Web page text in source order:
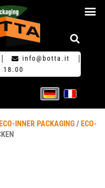
info@botta.it
18.00
ECO-INNER PACKAGING / ECO-